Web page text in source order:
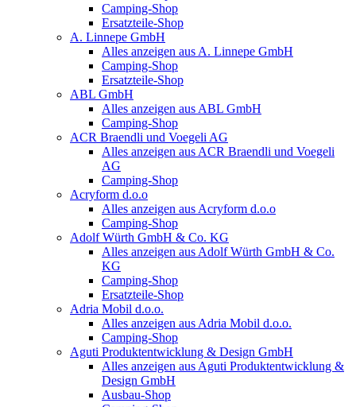
Camping-Shop
Ersatzteile-Shop
A. Linnepe GmbH
Alles anzeigen aus A. Linnepe GmbH
Camping-Shop
Ersatzteile-Shop
ABL GmbH
Alles anzeigen aus ABL GmbH
Camping-Shop
ACR Braendli und Voegeli AG
Alles anzeigen aus ACR Braendli und Voegeli
AG
Camping-Shop
Acryform d.o.o
Alles anzeigen aus Acryform d.o.o
Camping-Shop
Adolf Würth GmbH & Co. KG
Alles anzeigen aus Adolf Würth GmbH & Co.
KG
Camping-Shop
Ersatzteile-Shop
Adria Mobil d.o.o.
Alles anzeigen aus Adria Mobil d.o.o.
Camping-Shop
Aguti Produktentwicklung & Design GmbH
Alles anzeigen aus Aguti Produktentwicklung &
Design GmbH
Ausbau-Shop